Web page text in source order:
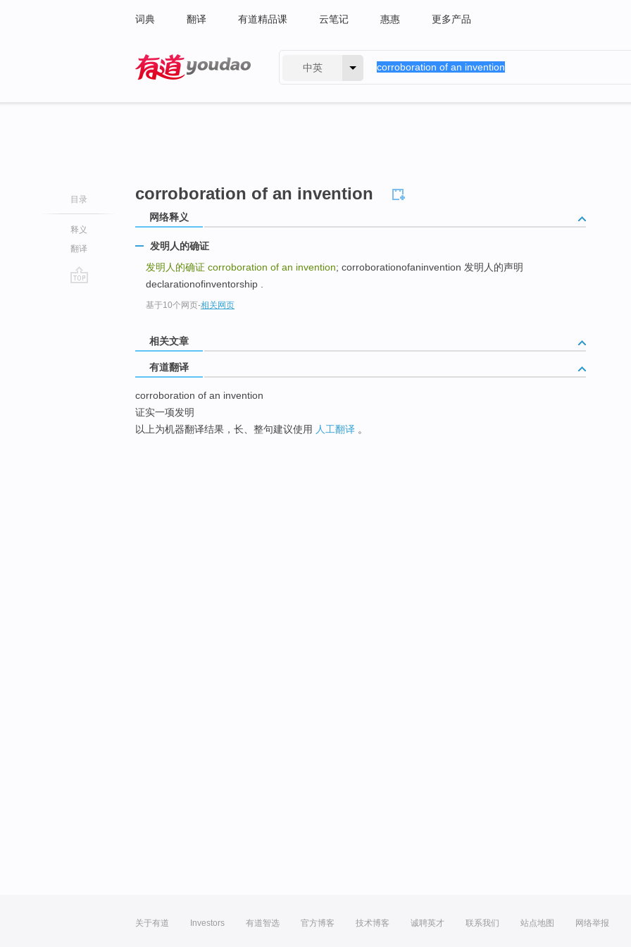
词典 翻译 有道精品课 云笔记 惠惠 更多产品
中英
目录
释义
翻译
corroboration of an invention
网络释义
发明人的确证
发明人的确证 corroboration of an invention; corroborationofaninvention 发明人的声明
declarationofinventorship .
基于10个网页-相关网页
相关文章
有道翻译
corroboration of an invention
证实一项发明
以上为机器翻译结果，长、整句建议使用 人工翻译 。
关于有道 Investors 有道智选 官方博客 技术博客 诚聘英才 联系我们 站点地图 网络举报